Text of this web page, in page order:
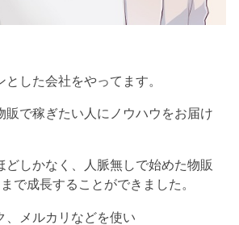
した会社をやってます。
販で稼ぎたい人にノウハウをお届け
どしかなく、人脈無しで始めた物販
で成長することができました。
、メルカリなどを使い